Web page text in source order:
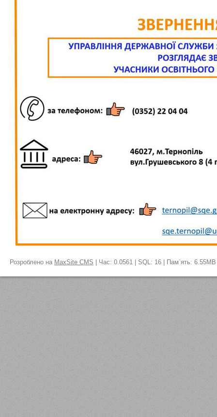
Розроблено на MaxSite CMS | Час: 0.0561 | SQL: 16 | Пам`ять: 6.55MB